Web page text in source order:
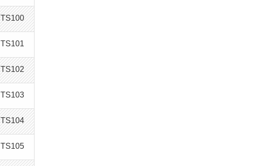
TS100
TS101
TS102
TS103
TS104
TS105